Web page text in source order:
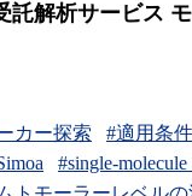
託解析サービス
カー探索 #適用条
#single-molecule